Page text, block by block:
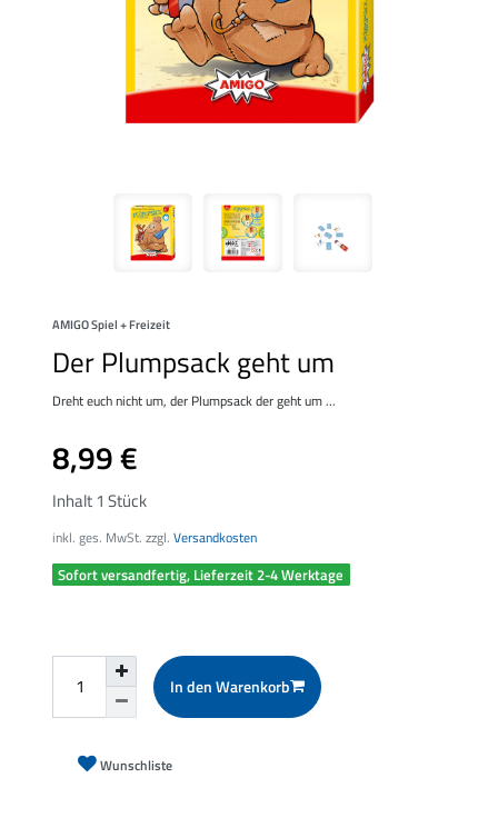
AMIGO Spiel + Freizeit
Der Plumpsack geht um
Dreht euch nicht um, der Plumpsack der geht um ...
8,99 €
Inhalt1Stück
inkl. ges. MwSt. zzgl.Versandkosten
Sofort versandfertig, Lieferzeit 2-4 Werktage
In den Warenkorb
Wunschliste